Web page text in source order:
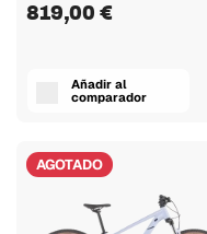
819,00 €
Añadir al
comparador
AGOTADO